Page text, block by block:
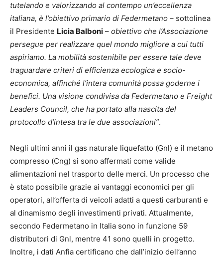
tutelando e valorizzando al contempo un’eccellenza
italiana, è l’obiettivo primario di Federmetano – sottolinea
il Presidente Licia Balboni – obiettivo che l’Associazione
persegue per realizzare quel mondo migliore a cui tutti
aspiriamo. La mobilità sostenibile per essere tale deve
traguardare criteri di efficienza ecologica e socio-
economica, affinché l’intera comunità possa goderne i
benefici. Una visione condivisa da Federmetano e Freight
Leaders Council, che ha portato alla nascita del
protocollo d’intesa tra le due associazioni”.
Negli ultimi anni il gas naturale liquefatto (Gnl) e il metano
compresso (Cng) si sono affermati come valide
alimentazioni nel trasporto delle merci. Un processo che
è stato possibile grazie ai vantaggi economici per gli
operatori, all’offerta di veicoli adatti a questi carburanti e
al dinamismo degli investimenti privati. Attualmente,
secondo Federmetano in Italia sono in funzione 59
distributori di Gnl, mentre 41 sono quelli in progetto.
Inoltre, i dati Anfia certificano che dall’inizio dell’anno